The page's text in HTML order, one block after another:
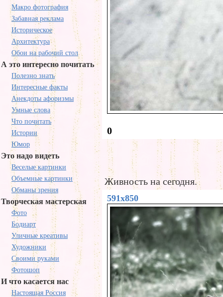
Макро фотография
Забавная реклама
Историческое
Архитектура
Обои на рабочий стол
А это интересно почитать
Полезно знать
Интересные факты
Анекдоты афоризмы
Умные слова
Что почитать
Истории
Юмор
Это надо видеть
Веселые картинки
Объемные картинки
Обманы зрения
Творческая мастерская
Фото
Бодиарт
Уличные креативы
Художники
Своими руками
Фотошоп
И что касается нас
Настоящая Россия
0
Живность на сегодня.
591x850